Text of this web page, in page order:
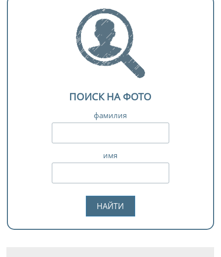
ПОИСК НА ФОТО
фамилия
имя